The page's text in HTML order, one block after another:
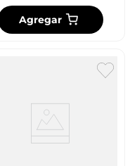
Agregar